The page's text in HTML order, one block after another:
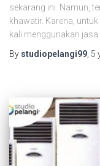
sekarang ini. Namun,
khawatir. Karena,
kali menggunakan
By studiopelangi99, 5